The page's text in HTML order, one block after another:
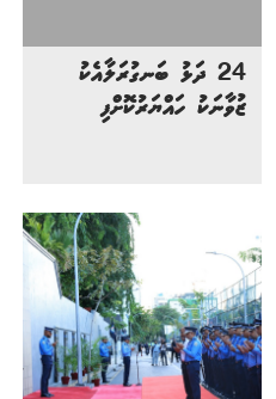
24 ދަޅު ބަނގުރަލާއެކު
ޒުވާނަކު ހައްޔަރުކޮށްފި